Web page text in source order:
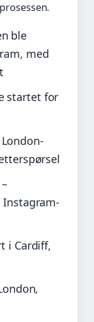
ble
med
startet for
–
i Cardiff,